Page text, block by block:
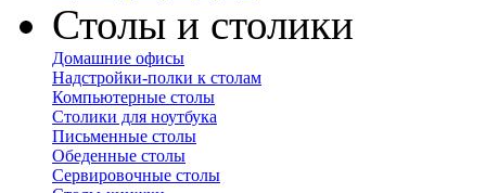
Столы и столики
Домашние офисы
Надстройки-полки к столам
Компьютерные столы
Столики для ноутбука
Письменные столы
Обеденные столы
Сервировочные столы